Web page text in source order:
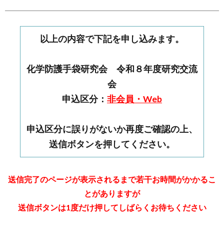
以上の内容で下記を申し込みます。
化学防護手袋研究会 令和８年度研究交流
会
申込区分： 非会員・Web
申込区分に誤りがないか再度ご確認の上、
送信ボタンを押してください。
送信完了のページが表示されるまで若干お時間がかかるこ
とがありますが
送信ボタンは1度だけ押してしばらくお待ちください